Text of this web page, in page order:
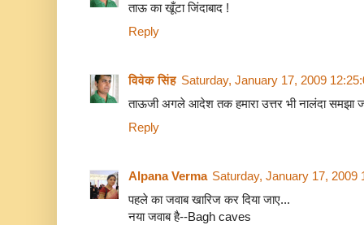
ताऊ का खूँटा जिंदाबाद !
Reply
विवेक सिंह Saturday, January 17, 2009
ताऊजी अगले आदेश तक हमारा उत्तर भी नालंदा समझा
Reply
Alpana Verma Saturday, January 17, 2009
पहले का जवाब खारिज कर दिया जाए...
नया जवाब है--Bagh caves